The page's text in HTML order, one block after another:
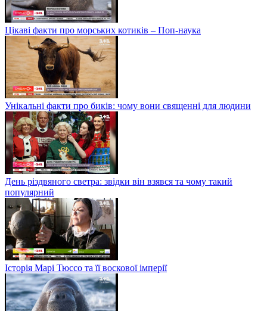
Цікаві факти про морських котиків – Поп-наука
Унікальні факти про биків: чому вони священні для людини
День різдвяного светра: звідки він взявся та чому такий
популярний
Історія Марі Тюссо та її воскової імперії